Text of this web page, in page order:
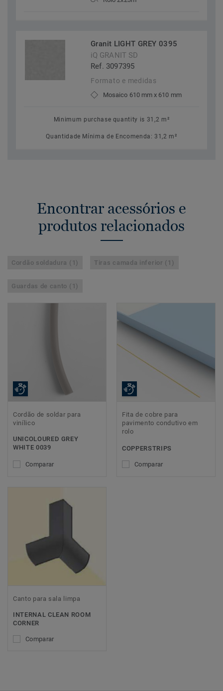
Granit LIGHT GREY 0395
iQ GRANIT SD
Ref. 3097395
Formato e medidas
Mosaico 610 mm x 610 mm
Minimum purchase quantity is 31,2 m²
Quantidade Mínima de Encomenda: 31,2 m²
Encontrar acessórios e
produtos relacionados
Cordão soldadura (1) Tiras camada inferior (1)
Guardas de canto (1)
Cordão de soldar para
vinílico
UNICOLOURED GREY
WHITE 0039
Comparar
Fita de cobre para
pavimento condutivo em
rolo
COPPERSTRIPS
Comparar
Canto para sala limpa
INTERNAL CLEAN ROOM
CORNER
Comparar